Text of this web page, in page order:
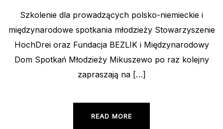
Szkolenie dla prowadzących polsko-niemieckie i
międzynarodowe spotkania młodzieży Stowarzyszenie
HochDrei oraz Fundacja BEZLIK i Międzynarodowy
Dom Spotkań Młodzieży Mikuszewo po raz kolejny
zapraszają na […]
READ MORE